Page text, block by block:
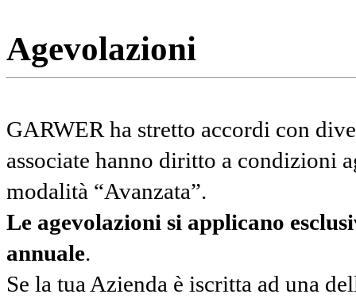
Agevolazioni
GARWER ha stretto accordi con
associate hanno diritto a condizioni
modalità “Avanzata”.
Le agevolazioni si applicano
annuale.
Se la tua Azienda è iscritta ad una